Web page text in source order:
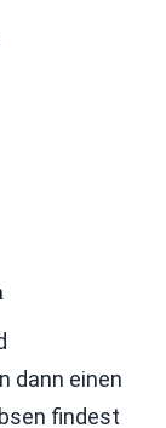
dann einen
findest